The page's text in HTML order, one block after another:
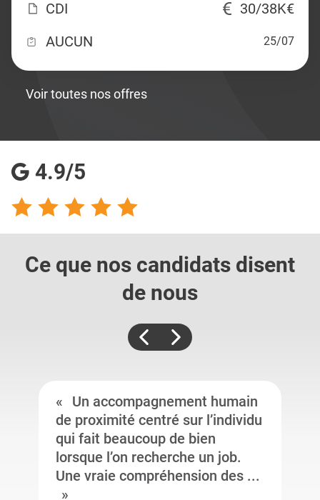
CDI
30/38K€
AUCUN
25/07
Voir toutes nos offres
4.9/5
Ce que nos candidats disent
de nous
Un accompagnement humain
de proximité centré sur l’individu
qui fait beaucoup de bien
lorsque l’on recherche un job.
Une vraie compréhension des ...